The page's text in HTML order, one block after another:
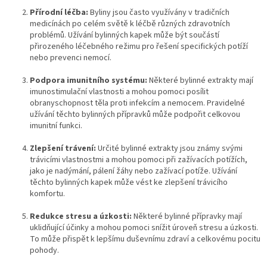
v
ý
p
i
Přírodní léčba: Byliny jsou často využívány v tradičních
medicínách po celém světě k léčbě různých zdravotních
problémů. Užívání bylinných kapek může být součástí
přirozeného léčebného režimu pro řešení specifických potíží
nebo prevenci nemocí.
Podpora imunitního systému: Některé bylinné extrakty mají
imunostimulační vlastnosti a mohou pomoci posílit
obranyschopnost těla proti infekcím a nemocem. Pravidelné
užívání těchto bylinných přípravků může podpořit celkovou
imunitní funkci.
Zlepšení trávení: Určité bylinné extrakty jsou známy svými
trávicími vlastnostmi a mohou pomoci při zažívacích potížích,
jako je nadýmání, pálení žáhy nebo zažívací potíže. Užívání
těchto bylinných kapek může vést ke zlepšení trávicího
komfortu.
Redukce stresu a úzkosti: Některé bylinné přípravky mají
uklidňující účinky a mohou pomoci snížit úroveň stresu a úzkosti.
To může přispět k lepšímu duševnímu zdraví a celkovému pocitu
pohody.